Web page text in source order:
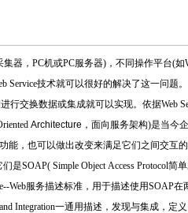
集器， PC机或PC服务器)，不同操作平台(如
Service技术就可以很好的解决了这一问题。
行交换数据或集成就可以实现。依据Web
Architecture ，面向服务架构)是当今
能，也可以做出改变来满足它们之间交互
们是SOAP( Simple Object Access Protocol简
Web服务描述标准，用于描述使用SOAP在
Integration一通用描述，发现与集成，定